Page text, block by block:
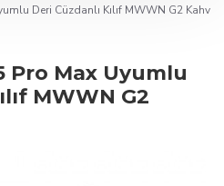
Deri Cüzdanlı Kılıf MWWN G2 Kahv
Pro Max Uyumlu
MWWN G2